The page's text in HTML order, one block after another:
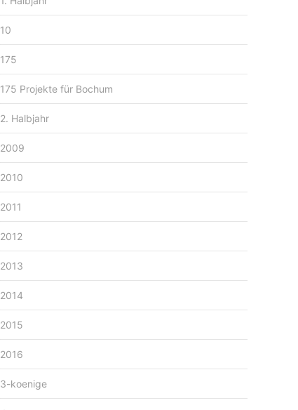
10
175
175 Projekte für Bochum
2. Halbjahr
2009
2010
2011
2012
2013
2014
2015
2016
3-koenige